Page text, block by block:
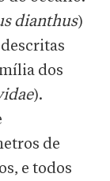
dianthus)
dos
).
de
e todos